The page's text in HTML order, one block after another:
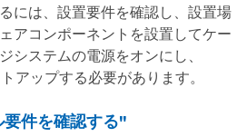
には、設置要件を確認し、設置場
アコンポーネントを設置してケー
システムの電源をオンにし、
アップする必要があります。
件を確認する"